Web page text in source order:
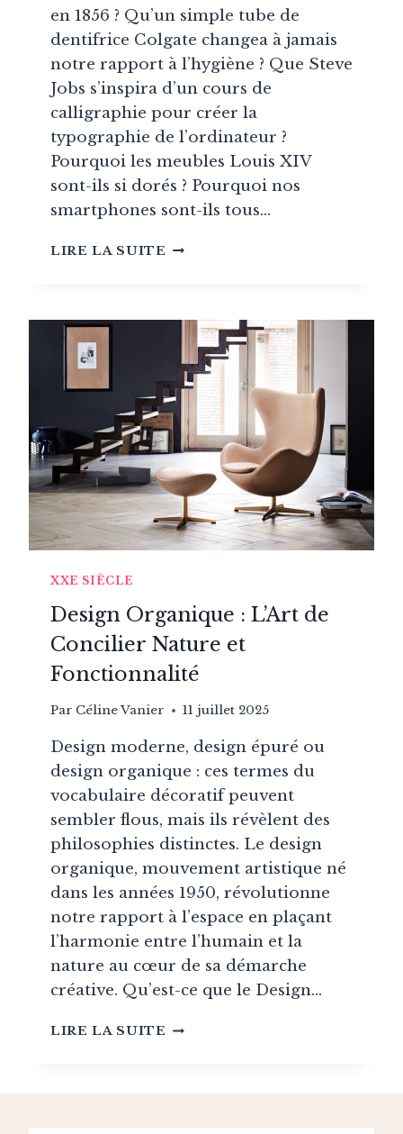
en 1856 ? Qu’un simple tube de
dentifrice Colgate changea à jamais
notre rapport à l’hygiène ? Que Steve
Jobs s’inspira d’un cours de
calligraphie pour créer la
typographie de l’ordinateur ?
Pourquoi les meubles Louis XIV
sont-ils si dorés ? Pourquoi nos
smartphones sont-ils tous…
LIRE LA SUITE GRANDE
MIROIR
CIVILISATIONS
XXE SIÈCLE
Design Organique : L’Art de
Concilier Nature et
Fonctionnalité
Par Céline Vanier 11 juillet 2025
Design moderne, design épuré ou
design organique : ces termes du
vocabulaire décoratif peuvent
sembler flous, mais ils révèlent des
philosophies distinctes. Le design
organique, mouvement artistique né
dans les années 1950, révolutionne
notre rapport à l’espace en plaçant
l’harmonie entre l’humain et la
nature au cœur de sa démarche
créative. Qu’est-ce que le Design…
LIRE LA SUITE DESIGN